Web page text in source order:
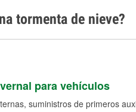
tormenta de nieve?
para vehículos
suministros de primeros